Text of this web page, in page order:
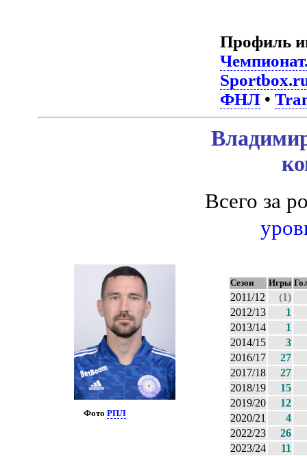
Профиль
ФНЛ•
ФотоРПЛ
Всего за
Сезон Игры
2011/12
(1)
2012/13
1
2013/14
1
2014/15
3
2016/17
27
2017/18
27
2018/19
15
2019/20
12
2020/21
4
2022/23
26
2023/24
11